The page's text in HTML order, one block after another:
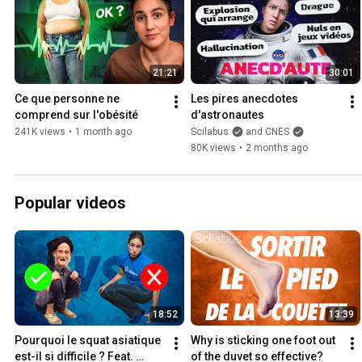
21:21
Ce que personne ne
comprend sur l'obésité
241K views • 1 month ago
30:01
Les pires anecdotes
d'astronautes
Scilabus
and CNES
80K views • 2 months ago
Popular videos
18:52
Pourquoi le squat asiatique
est-il si difficile ? Feat.
13:39
Why is sticking one foot out
of the duvet so effective?